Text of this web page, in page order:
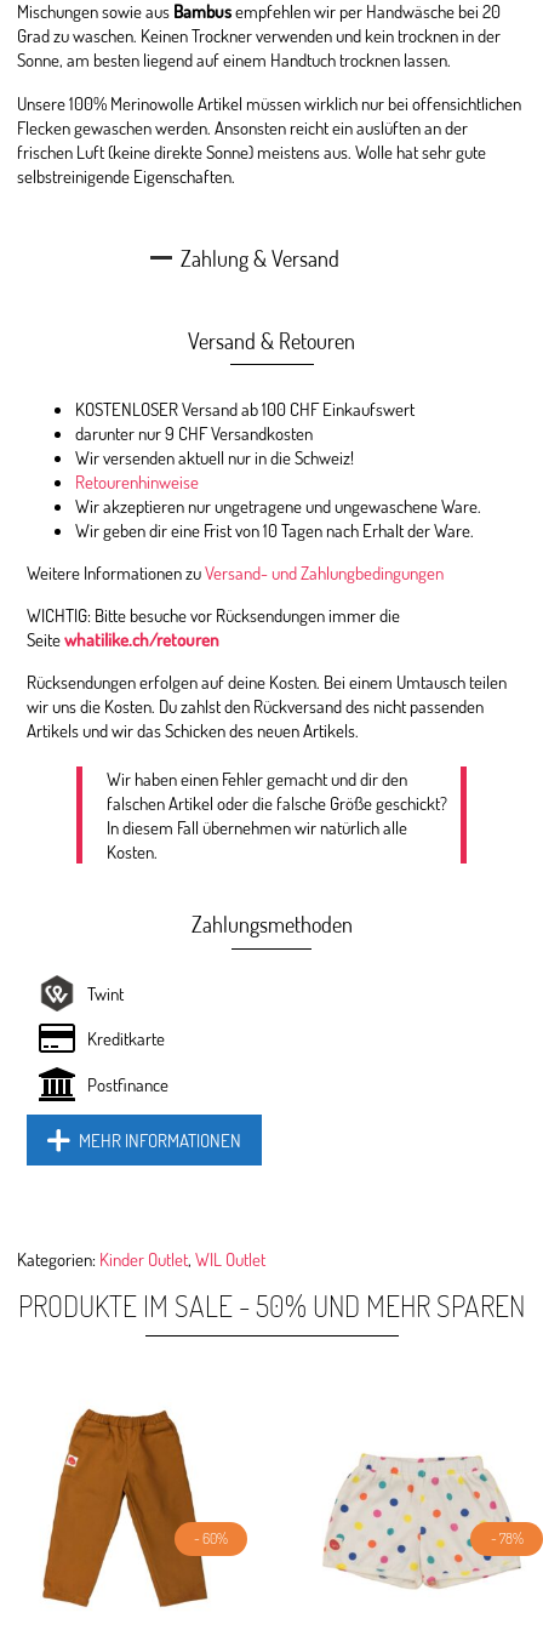
Mischungen sowie aus Bambusempfehlen wir per Handwäsche bei 20
Grad zu waschen. Keinen Trockner verwenden und kein trocknen in der
Sonne, am besten liegend auf einem Handtuch trocknen lassen.
Unsere 100% Merinowolle Artikel müssen wirklich nur bei offensichtlichen
Flecken gewaschen werden. Ansonsten reicht ein auslüften an der
frischen Luft (keine direkte Sonne) meistens aus. Wolle hat sehr gute
selbstreinigende Eigenschaften.
Zahlung & Versand
Versand & Retouren
KOSTENLOSER Versand ab 100 CHF Einkaufswert
darunter nur 9 CHF Versandkosten
Wir versenden aktuell nur in die Schweiz!
Retourenhinweise
Wir akzeptieren nur ungetragene und ungewaschene Ware.
Wir geben dir eine Frist von 10 Tagen nach Erhalt der Ware.
Weitere Informationen zuVersand- und Zahlungbedingungen
WICHTIG: Bitte besuche vor Rücksendungen immer die
Seitewhatilike.ch/retouren
Rücksendungen erfolgen auf deine Kosten. Bei einem Umtausch teilen
wir uns die Kosten. Du zahlst den Rückversand des nicht passenden
Artikels und wir das Schicken des neuen Artikels.
Wir haben einen Fehler gemacht und dir den
falschen Artikel oder die falsche Größe geschickt?
In diesem Fall übernehmen wir natürlich alle
Kosten.
Zahlungsmethoden
Twint
Kreditkarte
Postfinance
MEHR INFORMATIONEN
Kategorien: Kinder Outlet,WIL Outlet
PRODUKTE IM SALE - 50% UND MEHR SPAREN
- 60% - 78%